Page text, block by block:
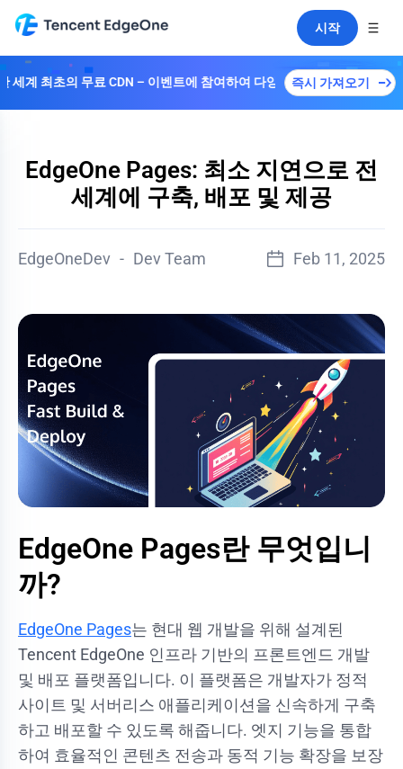
시작
무료 CDN – 이벤트에 참여하여 다양한 플랜을解锁하세요！
즉시 가져오기
EdgeOne Pages: 최소 지연으로 전
세계에 구축, 배포 및 제공
EdgeOneDev - Dev Team Feb 11, 2025
EdgeOne Pages란 무엇입니
까?
EdgeOne Pages는 현대 웹 개발을 위해 설계된
Tencent EdgeOne 인프라 기반의 프론트엔드 개발
및 배포 플랫폼입니다. 이 플랫폼은 개발자가 정적
사이트 및 서버리스 애플리케이션을 신속하게 구축
하고 배포할 수 있도록 해줍니다. 엣지 기능을 통합
하여 효율적인 콘텐츠 전송과 동적 기능 확장을 보장